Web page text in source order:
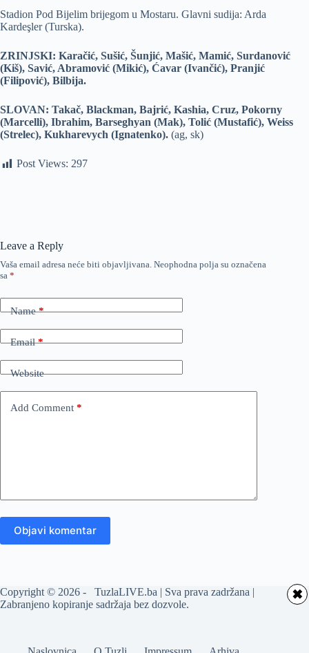
Stadion Pod Bijelim brijegom u Mostaru. Glavni sudija: Arda
Kardeşler (Turska).
ZRINJSKI: Karačić, Sušić, Šunjić, Mašić, Mamić, Surdanović
(Kiš), Savić, Abramović (Mikić), Ćavar (Ivančić), Pranjić
(Filipović), Bilbija.
SLOVAN: Takač, Blackman, Bajrić, Kashia, Cruz, Pokorny
(Marcelli), Ibrahim, Barseghyan (Mak), Tolić (Mustafić), Weiss
(Strelec), Kukharevych (Ignatenko). (ag, sk)
Post Views: 297
Leave a Reply
Vaša email adresa neće biti objavljivana. Neophodna polja su označena
sa *
Name*
Email*
Website
Add Comment *
Objavi komentar
Copyright © 2026 - TuzlaLIVE.ba | Sva prava zadržana |
Zabranjeno kopiranje sadržaja bez dozvole.
✖